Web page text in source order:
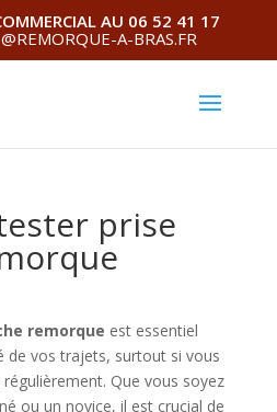
AU 06 52 41 17
A-BRAS.FR
prise
remorque est essentiel
de vos trajets, surtout si vous
Que vous soyez
ou un novice, il est crucial de